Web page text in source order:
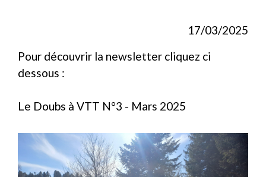
17/03/2025
Pour découvrir la newsletter cliquez ci
dessous :
Le Doubs à VTT N°3 - Mars 2025